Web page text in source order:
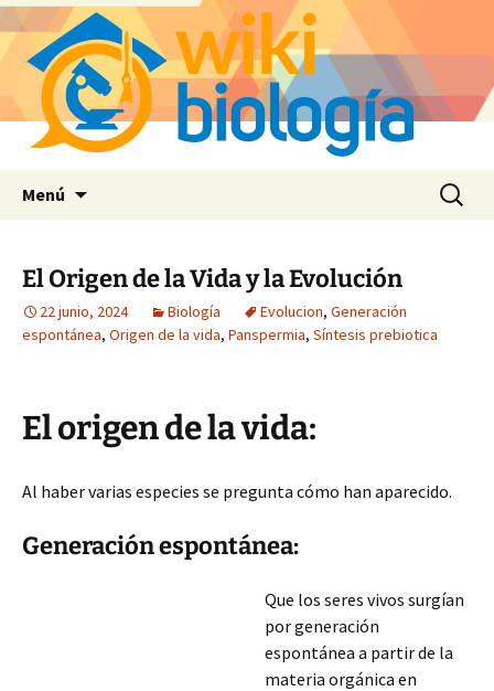
Menú Buscar:
El Origen de la Vida y la Evolución
22 junio, 2024 Biología Evolucion, Generación
espontánea, Origen de la vida, Panspermia, Síntesis prebiotica
El origen de la vida:
Al haber varias especies se pregunta cómo han aparecido.
Generación espontánea:
Que los seres vivos surgían
por generación
espontánea a partir de la
materia orgánica en